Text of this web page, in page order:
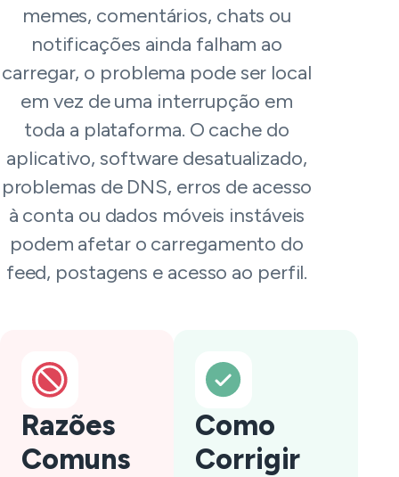
memes, comentários, chats ou
notificações ainda falham ao
carregar, o problema pode ser local
em vez de uma interrupção em
toda a plataforma. O cache do
aplicativo, software desatualizado,
problemas de DNS, erros de acesso
à conta ou dados móveis instáveis
podem afetar o carregamento do
feed, postagens e acesso ao perfil.
Razões
Comuns
Como
Corrigir